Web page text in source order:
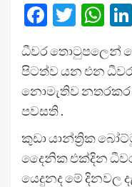
ධීවර තොටුපලෙන්
පිටත්ව යන එන
නොමැතිව
පවසති .
කුඩා යාන්ත්‍රික
දෛනික එක්දින
යෙදුනද මේ දිනවල